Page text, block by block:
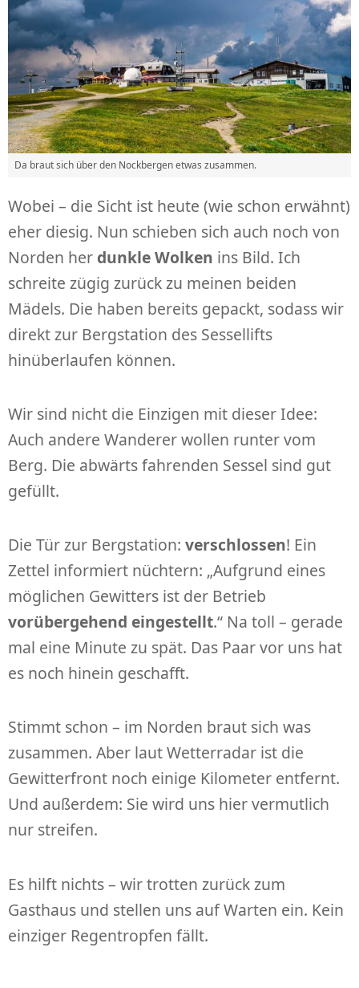
Da braut sich über den Nockbergen etwas zusammen.
Wobei – die Sicht ist heute (wie schon erwähnt)
eher diesig. Nun schieben sich auch noch von
Norden her dunkle Wolken ins Bild. Ich
schreite zügig zurück zu meinen beiden
Mädels. Die haben bereits gepackt, sodass wir
direkt zur Bergstation des Sessellifts
hinüberlaufen können.
Wir sind nicht die Einzigen mit dieser Idee:
Auch andere Wanderer wollen runter vom
Berg. Die abwärts fahrenden Sessel sind gut
gefüllt.
Die Tür zur Bergstation: verschlossen! Ein
Zettel informiert nüchtern: „Aufgrund eines
möglichen Gewitters ist der Betrieb
vorübergehend eingestellt.“ Na toll – gerade
mal eine Minute zu spät. Das Paar vor uns hat
es noch hinein geschafft.
Stimmt schon – im Norden braut sich was
zusammen. Aber laut Wetterradar ist die
Gewitterfront noch einige Kilometer entfernt.
Und außerdem: Sie wird uns hier vermutlich
nur streifen.
Es hilft nichts – wir trotten zurück zum
Gasthaus und stellen uns auf Warten ein. Kein
einziger Regentropfen fällt.